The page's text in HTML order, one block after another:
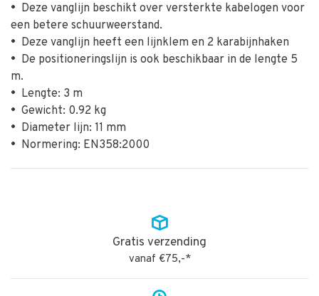
• Deze vanglijn beschikt over versterkte kabelogen voor
een betere schuurweerstand.
• Deze vanglijn heeft een lijnklem en 2 karabijnhaken
• De positioneringslijn is ook beschikbaar in de lengte 5
m.
• Lengte: 3 m
• Gewicht: 0.92 kg
• Diameter lijn: 11 mm
• Normering: EN358:2000
Gratis verzending
vanaf €75,-*